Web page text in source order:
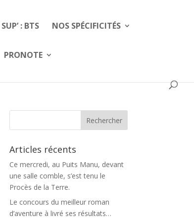
: BTS NOS SPÉCIFICITÉS
PRONOTE
Articles récents
Ce mercredi, au Puits Manu, devant
une salle comble, s’est tenu le
Procès de la Terre.
Le concours du meilleur roman
d’aventure à livré ses résultats…